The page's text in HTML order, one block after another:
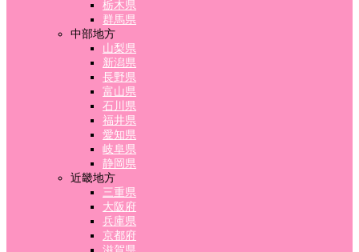
栃木県
群馬県
中部地方
山梨県
新潟県
長野県
富山県
石川県
福井県
愛知県
岐阜県
静岡県
近畿地方
三重県
大阪府
兵庫県
京都府